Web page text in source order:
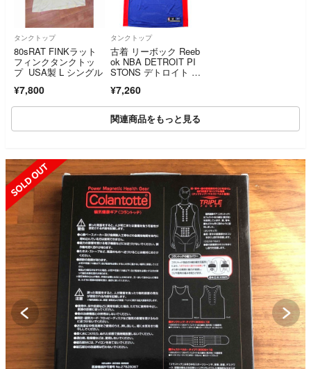
タンクトップ
80sRAT FINKラット
フィンクタンクトッ
プ USA製 L シングル
¥7,800
タンクトップ
古着 リーボック Reeb
ok NBA DETROIT PI
STONS デトロイト ピ
ネック ゲームシャ
ツ レプリカユニフォ
ーム メンズM相当/ea
a662658
¥7,260
関連商品をもっと見る
SOLD OUT